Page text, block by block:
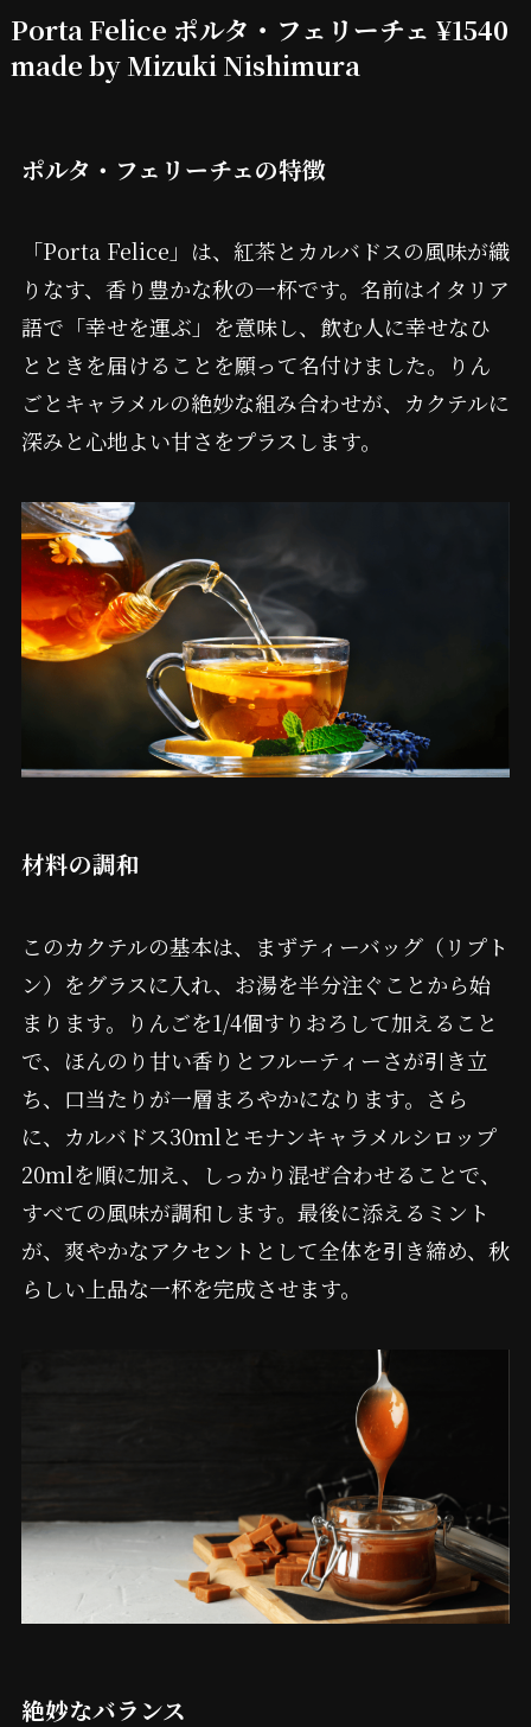
Porta Felice ポルタ・フェリーチェ ¥1540
made by Mizuki Nishimura
ポルタ・フェリーチェの特徴
「Porta Felice」は、紅茶とカルバドスの風味が織
りなす、香り豊かな秋の一杯です。名前はイタリア
語で「幸せを運ぶ」を意味し、飲む人に幸せなひ
とときを届けることを願って名付けました。りん
ごとキャラメルの絶妙な組み合わせが、カクテルに
深みと心地よい甘さをプラスします。
材料の調和
このカクテルの基本は、まずティーバッグ（リプト
ン）をグラスに入れ、お湯を半分注ぐことから始
まります。りんごを1/4個すりおろして加えること
で、ほんのり甘い香りとフルーティーさが引き立
ち、口当たりが一層まろやかになります。さら
に、カルバドス30mlとモナンキャラメルシロップ
20mlを順に加え、しっかり混ぜ合わせることで、
すべての風味が調和します。最後に添えるミント
が、爽やかなアクセントとして全体を引き締め、秋
らしい上品な一杯を完成させます。
絶妙なバランス